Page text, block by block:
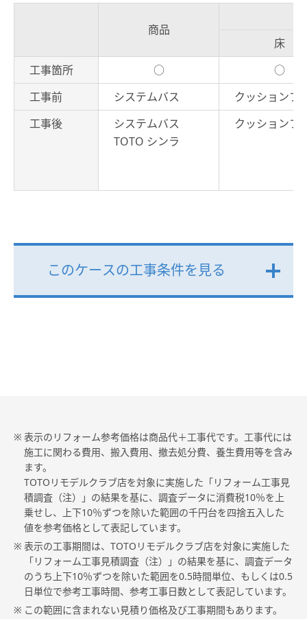
商品
床
工事箇所
○
○
工事前
システムバス
クッションフ
工事後
システムバス
TOTO シンラ
クッションフ
このケースの工事条件を見る
開
く
※ 表示のリフォーム参考価格は商品代＋工事代です。工事代には
施工に関わる費用、搬入費用、撤去処分費、養生費用等を含み
ます。
TOTOリモデルクラブ店を対象に実施した「リフォーム工事見
積調査（注）」の結果を基に、調査データに消費税10％を上
乗せし、上下10％ずつを除いた範囲の千円台を四捨五入した
値を参考価格として表記しています。
※ 表示の工事期間は、TOTOリモデルクラブ店を対象に実施した
「リフォーム工事見積調査（注）」の結果を基に、調査データ
のうち上下10％ずつを除いた範囲を0.5時間単位、もしくは0.5
日単位で参考工事時間、参考工事日数として表記しています。
※ この範囲に含まれない見積り価格及び工事期間もあります。